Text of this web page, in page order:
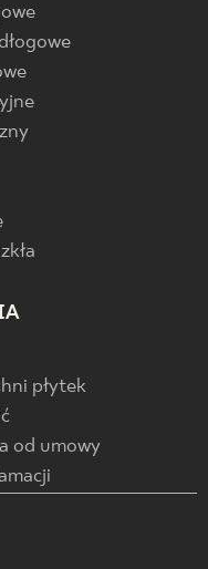
płytek
od umowy